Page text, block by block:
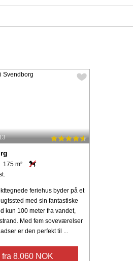
175 m²
feriehus byder på et
med sin fantastiske
kun 100 meter fra vandet,
Med fem soveværelser
er den perfekt til ...
fra 8.060 NOK